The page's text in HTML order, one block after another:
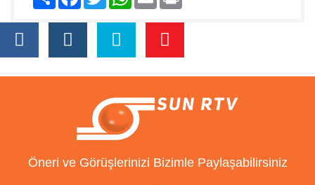
Öneri ve Görüşlerinizi Bizimle Paylaşabilirsiniz